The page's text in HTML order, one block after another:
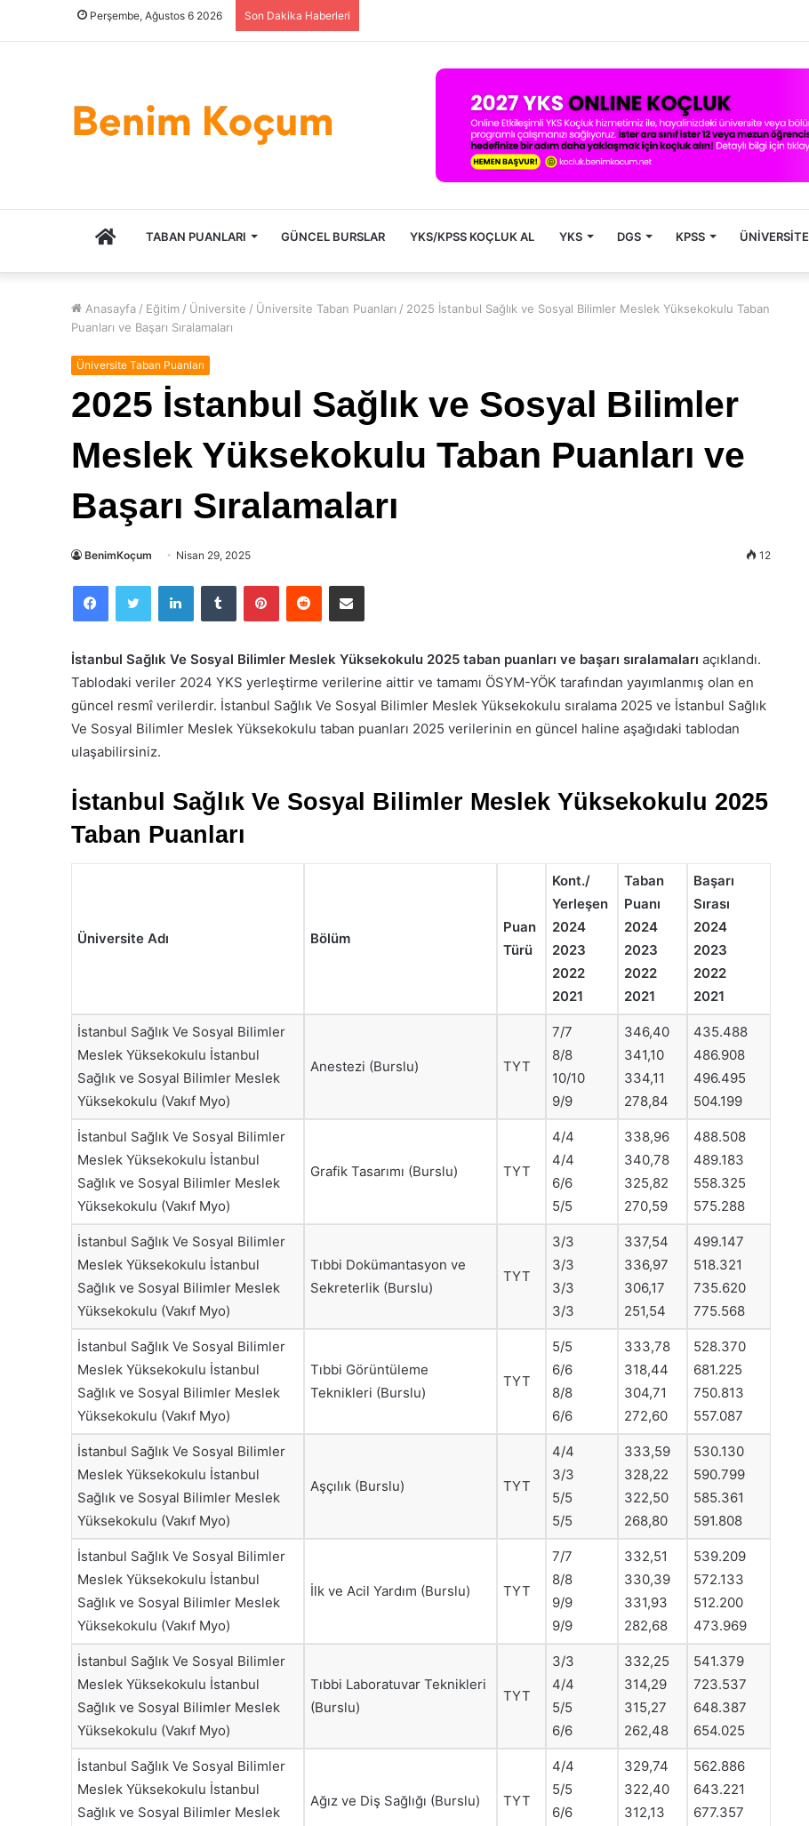
Perşembe, Ağustos 6 2026 Son Dakika Haberleri
ANASAYFATABAN PUANLARI GÜNCEL BURSLAR YKS/KPSS KOÇLUK AL YKS DGS KPSS ÜNIVERSITE
Anasayfa / Eğitim / Üniversite / Üniversite Taban Puanları / 2025 İstanbul Sağlık ve Sosyal Bilimler Meslek Yüksekokulu Taban
Puanları ve Başarı Sıralamaları
Üniversite Taban Puanları
2025 İstanbul Sağlık ve Sosyal Bilimler
Meslek Yüksekokulu Taban Puanları ve
Başarı Sıralamaları
BenimKoçum Nisan 29, 2025 12
FacebookTwitter LinkedInTumblr PinterestReddit E-Posta ile paylaş
İstanbul Sağlık Ve Sosyal Bilimler Meslek Yüksekokulu 2025 taban puanları ve başarı sıralamaları açıklandı.
Tablodaki veriler 2024 YKS yerleştirme verilerine aittir ve tamamı ÖSYM-YÖK tarafından yayımlanmış olan en
güncel resmî verilerdir. İstanbul Sağlık Ve Sosyal Bilimler Meslek Yüksekokulu sıralama 2025 ve İstanbul Sağlık
Ve Sosyal Bilimler Meslek Yüksekokulu taban puanları 2025 verilerinin en güncel haline aşağıdaki tablodan
ulaşabilirsiniz.
İstanbul Sağlık Ve Sosyal Bilimler Meslek Yüksekokulu 2025
Taban Puanları
Üniversite Adı Bölüm
Puan
Türü
Kont./
Yerleşen
2024
2023
2022
2021
Taban
Puanı
2024
2023
2022
2021
Başarı
Sırası
2024
2023
2022
2021
İstanbul Sağlık Ve Sosyal Bilimler
Meslek Yüksekokulu İstanbul
Sağlık ve Sosyal Bilimler Meslek
Yüksekokulu (Vakıf Myo)
Anestezi (Burslu) TYT
7/7
8/8
10/10
9/9
346,40
341,10
334,11
278,84
435.488
486.908
496.495
504.199
İstanbul Sağlık Ve Sosyal Bilimler
Meslek Yüksekokulu İstanbul
Sağlık ve Sosyal Bilimler Meslek
Yüksekokulu (Vakıf Myo)
Grafik Tasarımı (Burslu) TYT
4/4
4/4
6/6
5/5
338,96
340,78
325,82
270,59
488.508
489.183
558.325
575.288
İstanbul Sağlık Ve Sosyal Bilimler
Meslek Yüksekokulu İstanbul
Sağlık ve Sosyal Bilimler Meslek
Yüksekokulu (Vakıf Myo)
Tıbbi Dokümantasyon ve
Sekreterlik (Burslu)
TYT
3/3
3/3
3/3
3/3
337,54
336,97
306,17
251,54
499.147
518.321
735.620
775.568
İstanbul Sağlık Ve Sosyal Bilimler
Meslek Yüksekokulu İstanbul
Sağlık ve Sosyal Bilimler Meslek
Yüksekokulu (Vakıf Myo)
Tıbbi Görüntüleme
Teknikleri (Burslu)
TYT
5/5
6/6
8/8
6/6
333,78
318,44
304,71
272,60
528.370
681.225
750.813
557.087
İstanbul Sağlık Ve Sosyal Bilimler
Meslek Yüksekokulu İstanbul
Sağlık ve Sosyal Bilimler Meslek
Yüksekokulu (Vakıf Myo)
Aşçılık (Burslu) TYT
4/4
3/3
5/5
5/5
333,59
328,22
322,50
268,80
530.130
590.799
585.361
591.808
İstanbul Sağlık Ve Sosyal Bilimler
Meslek Yüksekokulu İstanbul
Sağlık ve Sosyal Bilimler Meslek
Yüksekokulu (Vakıf Myo)
İlk ve Acil Yardım (Burslu) TYT
7/7
8/8
9/9
9/9
332,51
330,39
331,93
282,68
539.209
572.133
512.200
473.969
İstanbul Sağlık Ve Sosyal Bilimler
Meslek Yüksekokulu İstanbul
Sağlık ve Sosyal Bilimler Meslek
Yüksekokulu (Vakıf Myo)
Tıbbi Laboratuvar Teknikleri
(Burslu)
TYT
3/3
4/4
5/5
6/6
332,25
314,29
315,27
262,48
541.379
723.537
648.387
654.025
İstanbul Sağlık Ve Sosyal Bilimler
Meslek Yüksekokulu İstanbul
Sağlık ve Sosyal Bilimler Meslek
Ağız ve Diş Sağlığı (Burslu) TYT
4/4
5/5
6/6
329,74
322,40
312,13
562.886
643.221
677.357